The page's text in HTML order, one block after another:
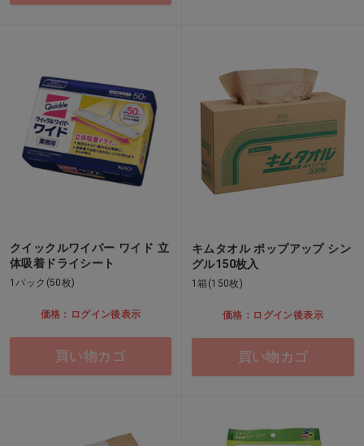
クイックルワイパー ワイド 立
体吸着ドライシート
1パック(50枚)
価格：ログイン後表示
買い物カゴ
キムタオル ポップアップ シン
グル150枚入
1箱(150枚)
価格：ログイン後表示
買い物カゴ